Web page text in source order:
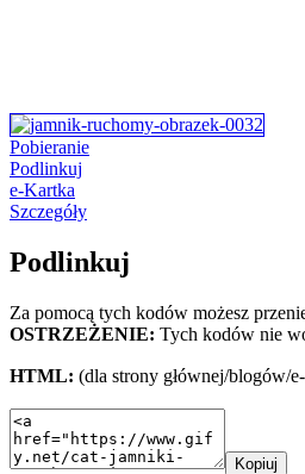
Pobieranie
Podlinkuj
e-Kartka
Szczegóły
Podlinkuj
Za pomocą tych kodów możesz
OSTRZEŻENIE: Tych kodów nie
HTML: (dla strony głównej/blogów/
Kopiuj